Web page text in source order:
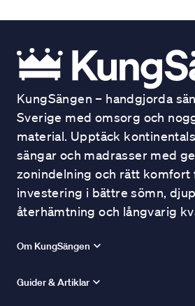
KungSängen – handgjorda
Sverige med omsorg och
material. Upptäck
sängar och madrasser med
zonindelning och rätt komfort
investering i bättre sömn,
återhämtning och långvarig
Om KungSängen
Guider & Artiklar